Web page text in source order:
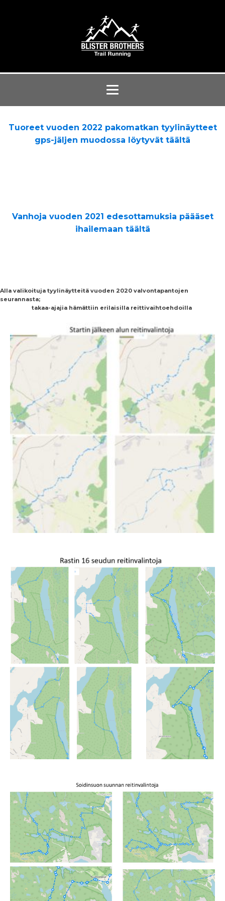
Tuoreet vuoden 2022 pakomatkan tyylinäytteet
gps-jäljen muodossa löytyvät täältä
Vanhoja vuoden 2021 edesottamuksia päääset
ihailemaan täältä
Alla valikoituja tyylinäytteitä vuoden 2020 valvontapantojen
seurannasta;
takaa-ajajia hämättiin erilaisilla reittivaihtoehdoilla